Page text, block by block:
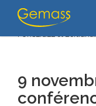
Accueil/Actualités
cycle « Actualité des
PURSEIGLE et
9